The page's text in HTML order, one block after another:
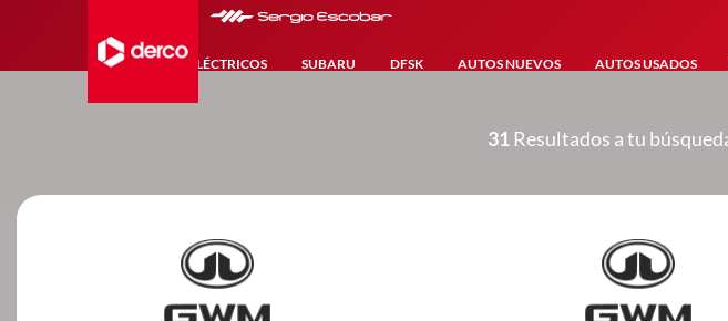
HÍBRIDOS-ELÉCTRICOS SUBARU DFSK AUTOS NUEVOS AUTOS USADOS
31 Resultados a tu